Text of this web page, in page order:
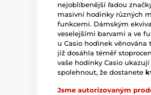
nejoblíbenější řadou
masivní hodinky různých
funkcemi. Dámským
veselejšími barvami a ve
u Casio hodinek
již dosáhla téměř
vaše hodinky Casio ukazují
spolehnout, že dostanete
Jsme autorizovaným